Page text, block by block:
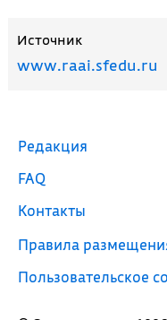
Источник
www.raai.sfedu.ru
Редакция
FAQ
Контакты
Правила
Пользовательское